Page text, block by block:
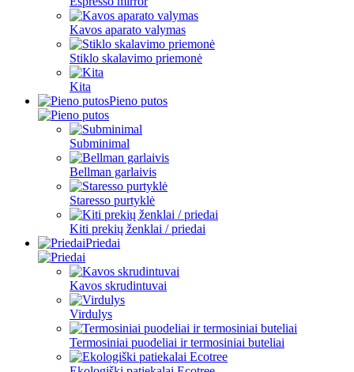
Kavos aparato valymas
Stiklo skalavimo priemonė
Kita
Pieno putos
Subminimal
Bellman garlaivis
Staresso purtyklė
Kiti prekių ženklai / priedai
Priedai
Kavos skrudintuvai
Virdulys
Termosiniai puodeliai ir termosiniai buteliai